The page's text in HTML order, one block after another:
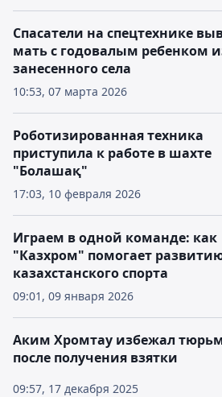
10:53, 07 марта 2026
Спасатели на спецтехнике
мать с годовалым ребенком
занесенного села
17:03, 10 февраля 2026
Роботизированная техника
приступила к работе в шахте
"Болашақ"
09:01, 09 января 2026
Играем в одной команде: как
"Казхром" помогает
казахстанского спорта
09:57, 17 декабря 2025
Аким Хромтау избежал
после получения взятки